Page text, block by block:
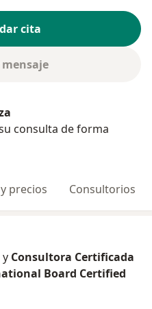
cita
consulta de forma
precios Consultorios
Consultora Certificada
Board Certified